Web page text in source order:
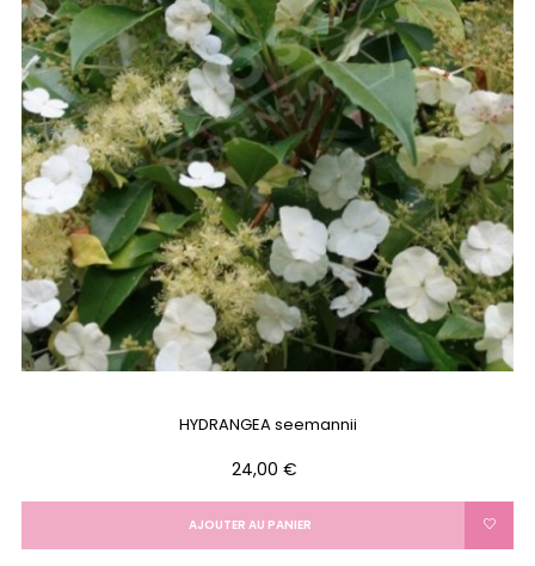
HYDRANGEA seemannii
Prix
24,00 €
AJOUTER AU PANIER